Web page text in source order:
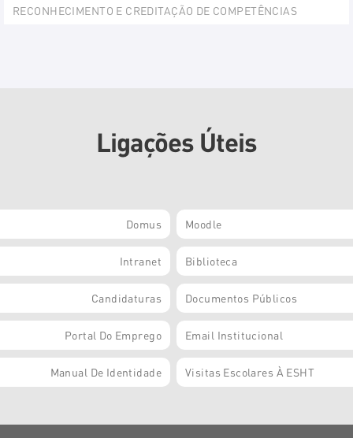
RECONHECIMENTO E CREDITAÇÃO DE COMPETÊNCIAS
Ligações Úteis
Domus Moodle
Intranet Biblioteca
Candidaturas Documentos Públicos
Portal Do Emprego Email Institucional
Manual De Identidade Visitas Escolares À ESHT